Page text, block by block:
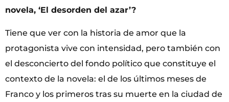
novela, ‘El desorden del azar’?
Tiene que ver con la historia de amor que la
protagonista vive con intensidad, pero también con
el desconcierto del fondo político que constituye el
contexto de la novela: el de los últimos meses de
Franco y los primeros tras su muerte en la ciudad de